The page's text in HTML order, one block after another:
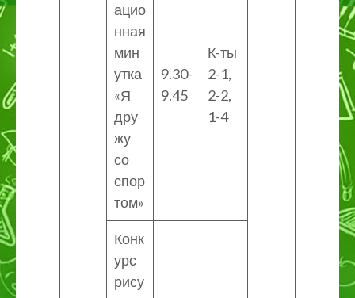
ацио
нная
мин
утка
«Я
дру
жу
со
спор
том»
9.30-
9.45
К-ты
2-1,
2-2,
1-4
Конк
урс
рису